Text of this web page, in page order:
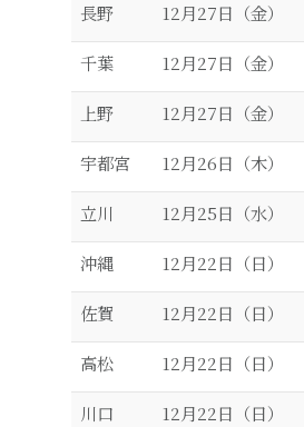
長野 12月27日（金）
千葉 12月27日（金）
上野 12月27日（金）
宇都宮 12月26日（木）
立川 12月25日（水）
沖縄 12月22日（日）
佐賀 12月22日（日）
高松 12月22日（日）
川口 12月22日（日）